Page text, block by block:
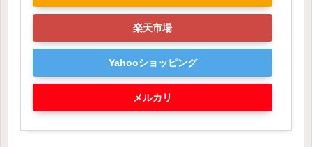
楽天市場
Yahooショッピング
メルカリ